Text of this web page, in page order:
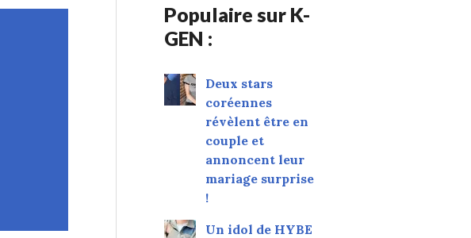
Populaire sur K-
GEN :
Deux stars
coréennes
révèlent être en
couple et
annoncent leur
mariage surprise
!
Un idol de HYBE